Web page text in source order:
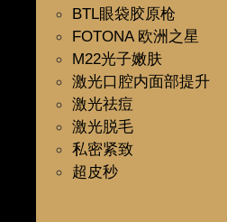
BTL眼袋胶原枪
FOTONA 欧洲之星
M22光子嫩肤
激光口腔内面部提升
激光祛痘
激光脱毛
私密紧致
超皮秒